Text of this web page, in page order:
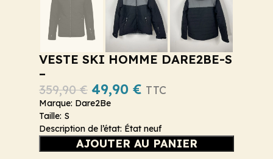
VESTE SKI HOMME DARE2BE-S
–
359,90€ 49,90 € TTC
Marque: Dare2Be
Taille: S
Description de l’état: État neuf
AJOUTER AU PANIER